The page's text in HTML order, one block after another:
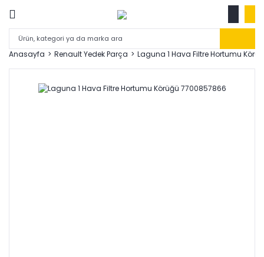
Anasayfa Renault Yedek Parça Laguna 1 Hava Filtre Hortumu